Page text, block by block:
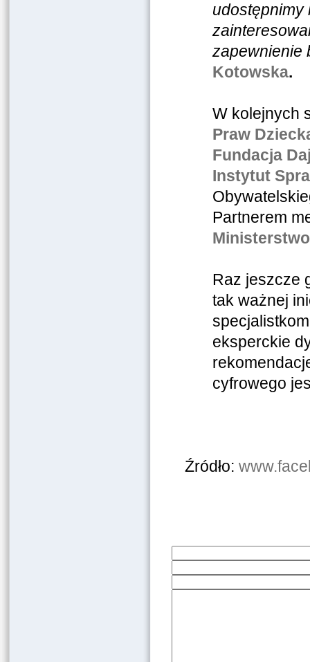
udostępnimy
zapewnienie
Kotowska.
W kolejnych
Praw
Fundacja
Instytut
Partnerem
Raz jeszcze
tak ważnej
eksperckie
cyfrowego
Źródło: